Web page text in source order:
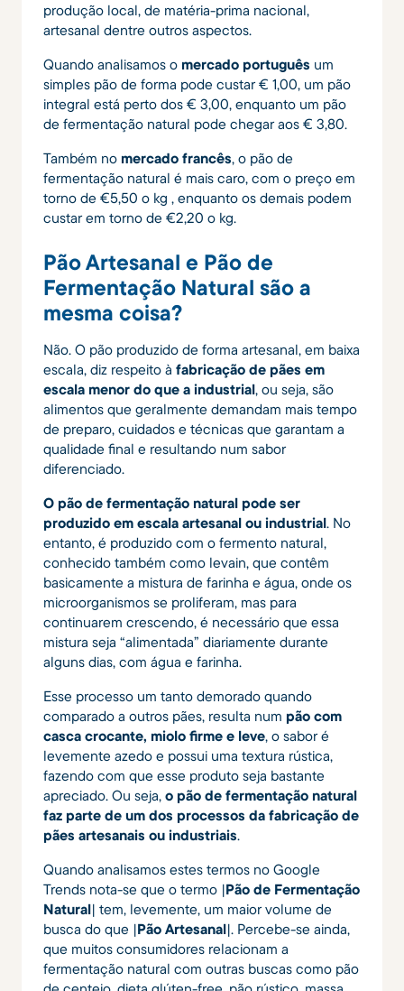
produção local, de matéria-prima nacional,
artesanal dentre outros aspectos.
Quando analisamos o mercado português um
simples pão de forma pode custar € 1,00, um pão
integral está perto dos € 3,00, enquanto um pão
de fermentação natural pode chegar aos € 3,80.
Também no mercado francês, o pão de
fermentação natural é mais caro, com o preço em
torno de €5,50 o kg , enquanto os demais podem
custar em torno de €2,20 o kg.
Pão Artesanal e Pão de
Fermentação Natural são a
mesma coisa?
Não. O pão produzido de forma artesanal, em baixa
escala, diz respeito à fabricação de pães em
escala menor do que a industrial, ou seja, são
alimentos que geralmente demandam mais tempo
de preparo, cuidados e técnicas que garantam a
qualidade final e resultando num sabor
diferenciado.
O pão de fermentação natural pode ser
produzido em escala artesanal ou industrial. No
entanto, é produzido com o fermento natural,
conhecido também como levain, que contêm
basicamente a mistura de farinha e água, onde os
microorganismos se proliferam, mas para
continuarem crescendo, é necessário que essa
mistura seja “alimentada” diariamente durante
alguns dias, com água e farinha.
Esse processo um tanto demorado quando
comparado a outros pães, resulta num pão com
casca crocante, miolo firme e leve, o sabor é
levemente azedo e possui uma textura rústica,
fazendo com que esse produto seja bastante
apreciado. Ou seja, o pão de fermentação natural
faz parte de um dos processos da fabricação de
pães artesanais ou industriais.
Quando analisamos estes termos no Google
Trends nota-se que o termo |Pão de Fermentação
Natural| tem, levemente, um maior volume de
busca do que |Pão Artesanal|. Percebe-se ainda,
que muitos consumidores relacionam a
fermentação natural com outras buscas como pão